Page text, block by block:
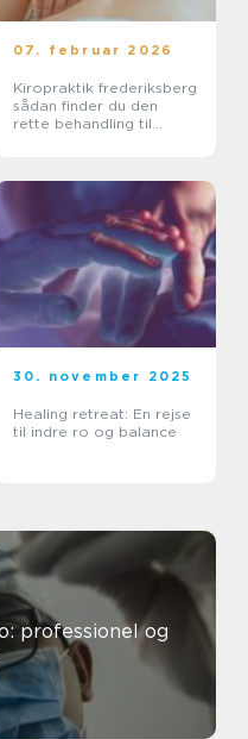
07. februar 2026
Kiropraktik frederiksberg
sådan finder du den
rette behandling til
30. november 2025
Healing retreat: En rejse
til indre ro og balance
professionel og